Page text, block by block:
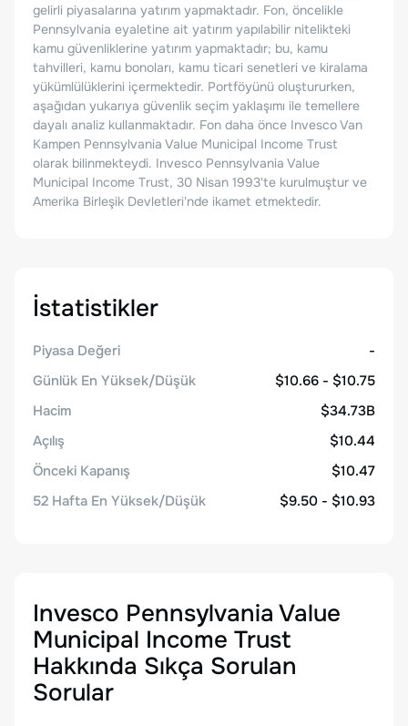
gelirli piyasalarına yatırım yapmaktadır. Fon, öncelikle
Pennsylvania eyaletine ait yatırım yapılabilir nitelikteki
kamu güvenliklerine yatırım yapmaktadır; bu, kamu
tahvilleri, kamu bonoları, kamu ticari senetleri ve kiralama
yükümlülüklerini içermektedir. Portföyünü oluştururken,
aşağıdan yukarıya güvenlik seçim yaklaşımı ile temellere
dayalı analiz kullanmaktadır. Fon daha önce Invesco Van
Kampen Pennsylvania Value Municipal Income Trust
olarak bilinmekteydi. Invesco Pennsylvania Value
Municipal Income Trust, 30 Nisan 1993'te kurulmuştur ve
Amerika Birleşik Devletleri'nde ikamet etmektedir.
İstatistikler
Piyasa Değeri
-
Günlük En Yüksek/Düşük
$10.66 - $10.75
Hacim
$34.73B
Açılış
$10.44
Önceki Kapanış
$10.47
52 Hafta En Yüksek/Düşük
$9.50 - $10.93
Invesco Pennsylvania Value
Municipal Income Trust
Hakkında Sıkça Sorulan
Sorular